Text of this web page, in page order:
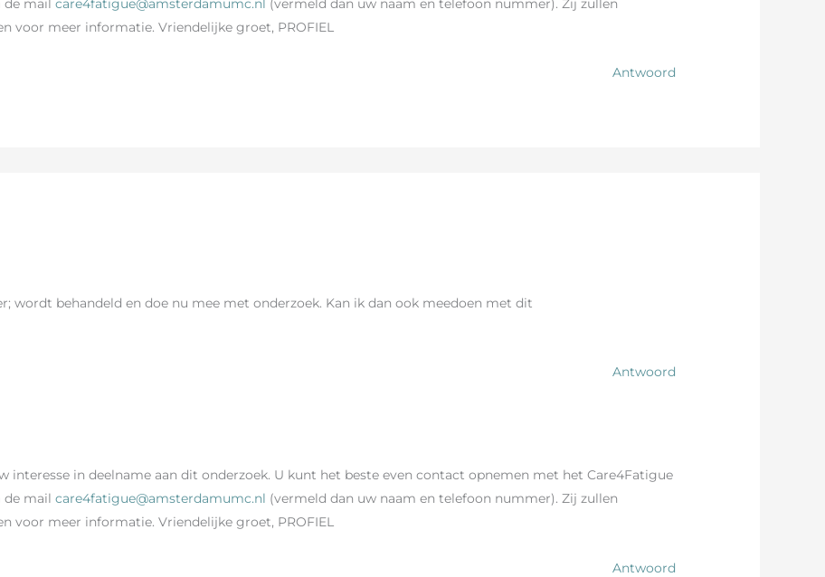
de mailcare4fatigue@amsterdamumc.nl (vermeld dan uw naam en telefoon nummer). Zij zullen
voor meer informatie. Vriendelijke groet, PROFIEL
Antwoord
wordt behandeld en doe nu mee met onderzoek. Kan ik dan ook meedoen met dit
Antwoord
interesse in deelname aan dit onderzoek. U kunt het beste even contact opnemen met het Care4Fatigue
de mailcare4fatigue@amsterdamumc.nl (vermeld dan uw naam en telefoon nummer). Zij zullen
voor meer informatie. Vriendelijke groet, PROFIEL
Antwoord